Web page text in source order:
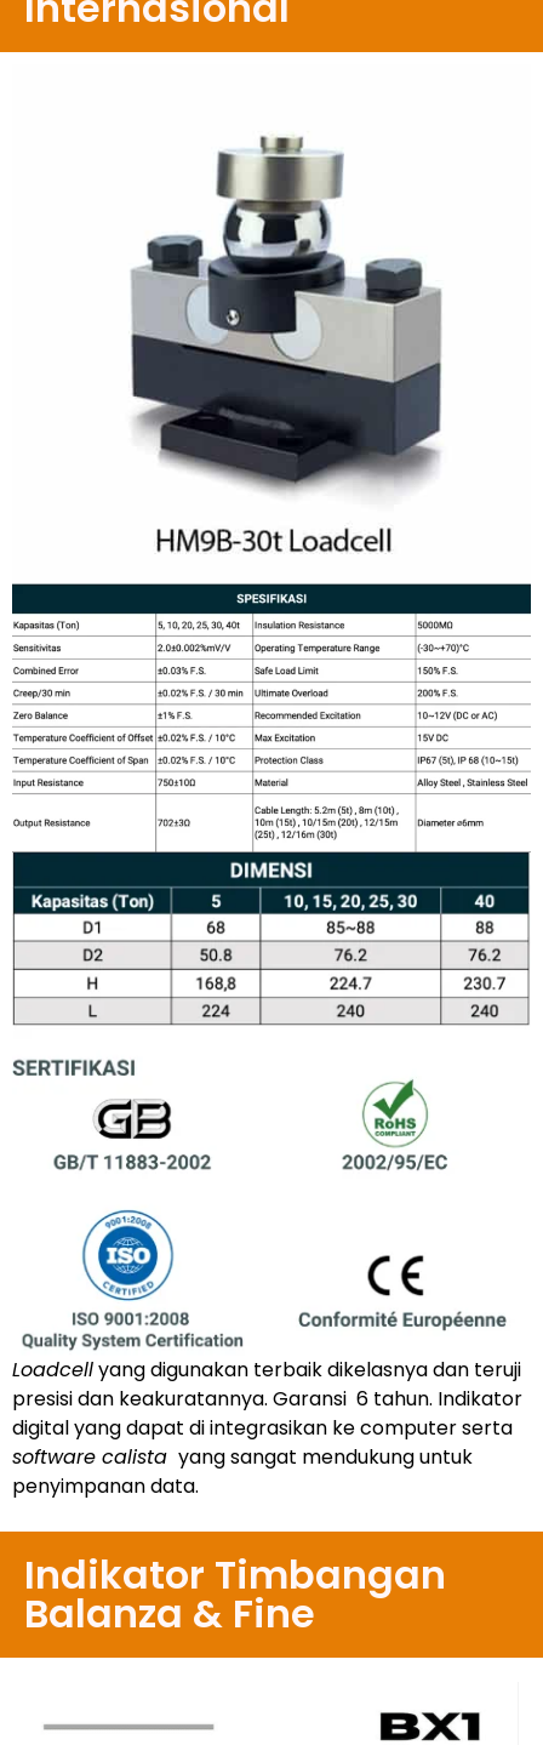
Loadcellyang digunakan terbaik dikelasnya dan teruji
presisi dan keakuratannya. Garansi 6 tahun. Indikator
digital yang dapat di integrasikan ke computer serta
software calista yang sangat mendukung untuk
penyimpanan data.
Indikator Timbangan
Balanza & Fine